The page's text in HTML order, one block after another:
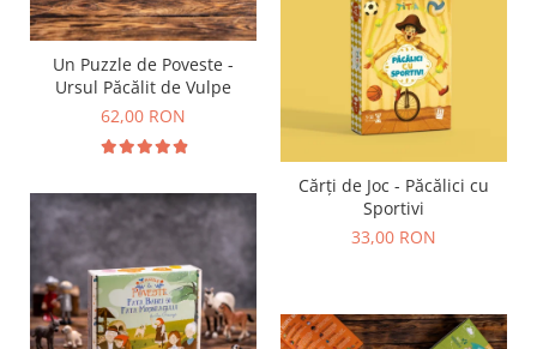
Un Puzzle de Poveste -
Ursul Păcălit de Vulpe
62,00 RON
Cărți de Joc - Păcălici cu
Sportivi
33,00 RON